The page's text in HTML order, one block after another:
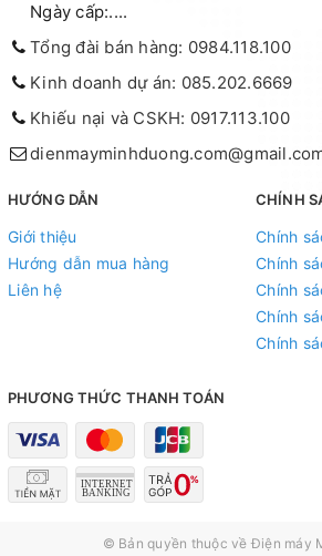
Ngày cấp:....
Tổng đài bán hàng: 0984.118.100
Kinh doanh dự án: 085.202.6669
Khiếu nại và CSKH: 0917.113.100
HƯỚNG DẪN
Giới thiệu
Hướng dẫn mua hàng
Liên hệ
CHÍNH
Chính
Chính
Chính
Chính
Chính
PHƯƠNG THỨC THANH TOÁN
© Bản quyền thuộc về Điện máy